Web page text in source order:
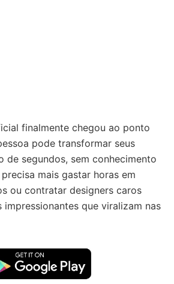
finalmente chegou ao ponto
pode transformar seus
de segundos, sem conhecimento
mais gastar horas em
ou contratar designers caros
impressionantes que viralizam nas